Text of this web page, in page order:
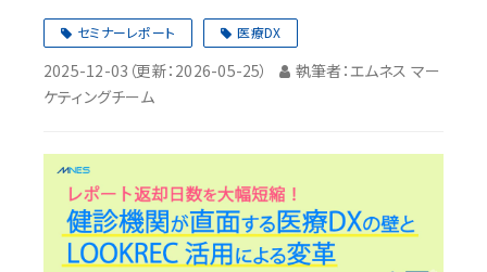
ド型PACSの連携【セミナーレポート】
セミナーレポート 医療DX
2025-12-03 （更新： 2026-05-25）
執筆者：エムネス マー
ケティングチーム